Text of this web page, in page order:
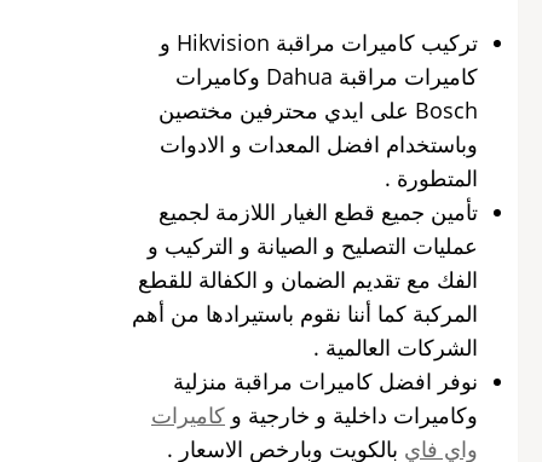
تركيب كاميرات مراقبة Hikvision و
كاميرات مراقبة Dahua وكاميرات
Bosch على ايدي محترفين مختصين
وباستخدام افضل المعدات و الادوات
المتطورة .
تأمين جميع قطع الغيار اللازمة لجميع
عمليات التصليح و الصيانة و التركيب و
الفك مع تقديم الضمان و الكفالة للقطع
المركبة كما أننا نقوم باستيرادها من أهم
الشركات العالمية .
نوفر افضل كاميرات مراقبة منزلية
وكاميرات داخلية و خارجية و كاميرات
واي فاي بالكويت وبارخص الاسعار .